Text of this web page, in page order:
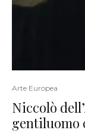
Arte Europea
Niccolò
gentiluomo